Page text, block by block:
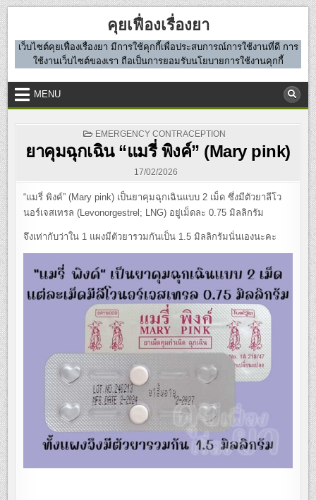
Skip
to
content
คุยเฟื่องเรื่องยา
เว็บไซต์คุยเฟื่องเรื่องยา มีการใช้คุกกี้เพื่อประสบการณ์การใช้งานที่ดี การ
ใช้งานเว็บไซต์ของเรา ถือเป็นการยอมรับนโยบายการใช้งานคุกกี้
MENU
POSTED
IN
EMERGENCY CONTRACEPTION
ยาคุมฉุกเฉิน “แมรี่ พิงค์” (Mary pink)
17/02/2026
“แมรี่ พิงค์” (Mary pink) เป็นยาคุมฉุกเฉินแบบ 2 เม็ด ซึ่งมีตัวยาลีโว
นอร์เจสเทรล (Levonorgestrel; LNG) อยู่เม็ดละ 0.75 มิลลิกรัม
จึงเท่ากับว่าใน 1 แผงมีตัวยารวมกันเป็น 1.5 มิลลิกรัมนั่นเองนะคะ